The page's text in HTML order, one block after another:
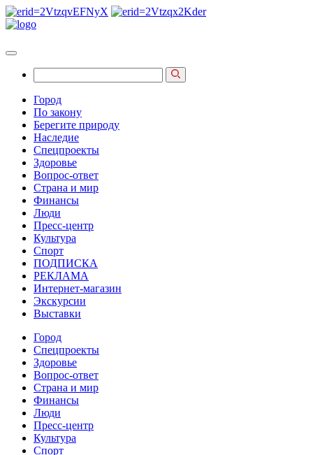
Город
По закону
Берегите природу
Наследие
Спецпроекты
Здоровье
Вопрос-ответ
Страна и мир
Финансы
Люди
Пресс-центр
Культура
Спорт
ПОДПИСКА
РЕКЛАМА
Интернет-магазин
Экскурсии
Выставки
Город
Спецпроекты
Здоровье
Вопрос-ответ
Страна и мир
Финансы
Люди
Пресс-центр
Культура
Спорт